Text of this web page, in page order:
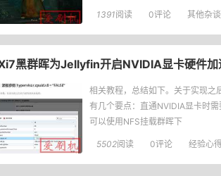
岂不令人心生美好回忆。先放一张
1391阅读 0评论 其他杂谈
黑群晖为Jellyfin开启NVIDIA显卡硬件
相关教程，总结如下。关于实现
有几个要点：直通NVIDIA显卡时
可以使用NFS挂载群晖下
5502阅读 0评论 经验心